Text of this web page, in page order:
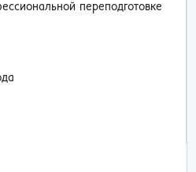
переподготовке